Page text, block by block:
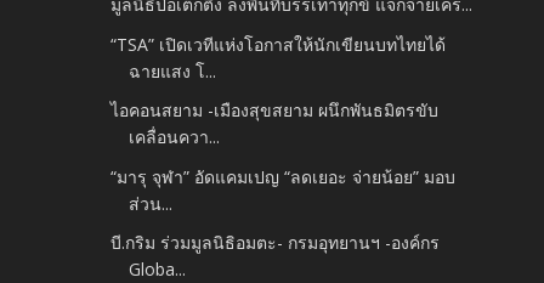
มูลนิธิป่อเต็กตึ๊ง ลงพื้นที่บรรเทาทุกข์ แจกจ่ายเคร...
“TSA” เปิดเวทีแห่งโอกาสให้นักเขียนบทไทยได้
ฉายแสง โ...
ไอคอนสยาม -​เมืองสุขสยาม ผนึกพันธมิตรขับ
เคลื่อนควา...
“มารุ จุฬา” อัดแคมเปญ “ลดเยอะ จ่ายน้อย” มอบ
ส่วน...
บี.กริม ร่วมมูลนิธิอมตะ- กรมอุทยานฯ -​องค์กร
Globa...